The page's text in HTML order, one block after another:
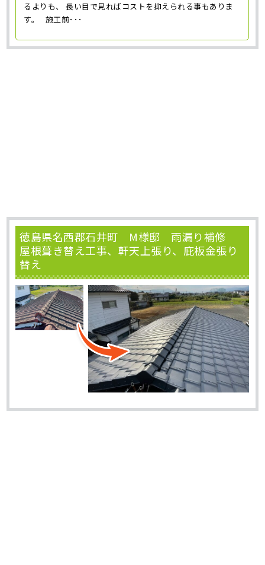
るよりも、 長い目で見ればコストを抑えられる事もありま
す。 施工前･･･
徳島県名西郡石井町 M様邸 雨漏り補修
屋根葺き替え工事、軒天上張り、庇板金張り
替え